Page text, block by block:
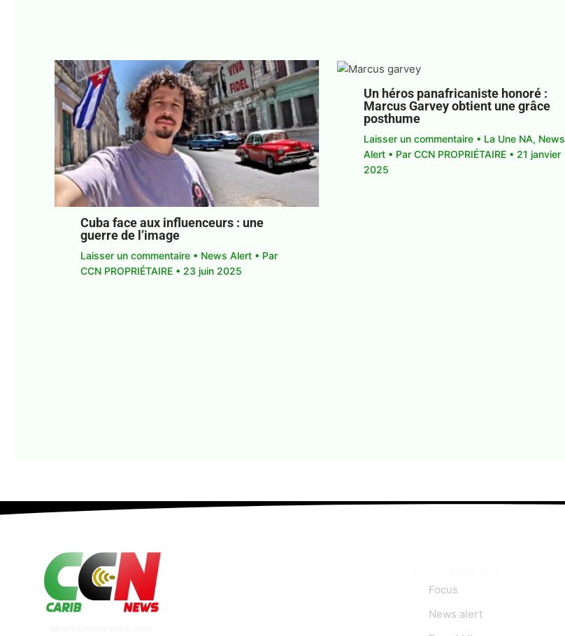
Cuba face aux influenceurs : une
guerre de l’image
Laisser un commentaire • News Alert • Par
CCN PROPRIÉTAIRE • 23 juin 2025
Un héros panafricaniste honoré :
Marcus Garvey obtient une grâce
posthume
Laisser un commentaire • La Une NA, News
Alert • ParCCN PROPRIÉTAIRE • 21 janvier
2025
Focus
News alert